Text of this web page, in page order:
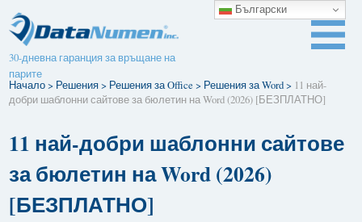
30-дневна гаранция за връщане на
парите
Начало> Решения> Решения за Office > Решения за Word> 11 най-
добри шаблонни сайтове за бюлетин на Word (2026) [БЕЗПЛАТНО]
11 най-добри шаблонни сайтове
за бюлетин на Word (2026)
[БЕЗПЛАТНО]
Български